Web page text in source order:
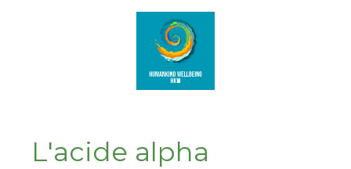
L'acide alpha